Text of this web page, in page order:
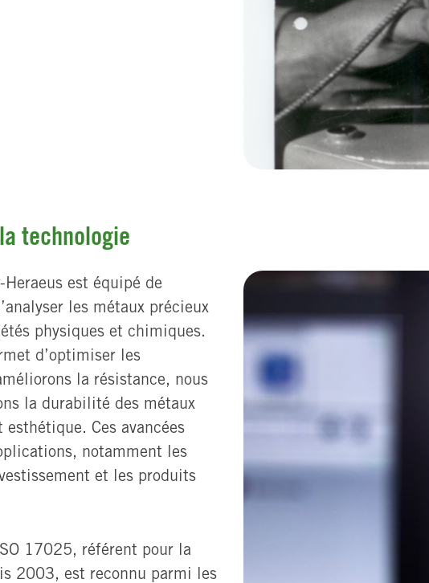
technologie
est équipé de
les métaux précieux
physiques et chimiques.
d’optimiser les
la résistance, nous
la durabilité des métaux
Ces avancées
notamment les
et les produits
17025, référent pour la
2003, est reconnu parmi les